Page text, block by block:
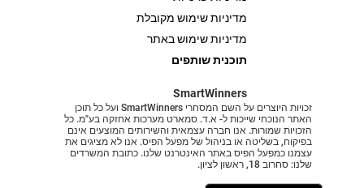
מדיניות שימוש מקובלת
מדיניות שימוש באתר
תוכנית שותפים
SmartWinners
זכויות היוצרים על השם המסחרי SmartWinners ועל כל תוכן
האתר הנוכחי שייכות ל- א.ד. סמארט מערכות אחזקה בע"מ. כל
הזכויות שמורות. אנו חברה עצמאית והשירותים המוצעים אינם
בפיקוח, בשליטה או בניהול של מפעל הפיס. אנו לא מציגים את
עצמנו כמפעל הפיס באתר האינטרנט שלנו. כתובת המשרדים
שלנו: סחרוב 18, ראשון לציון.